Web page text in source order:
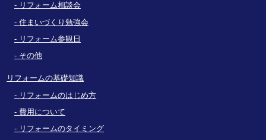
リフォーム相談会
住まいづくり勉強会
リフォーム参観日
その他
リフォームの基礎知識
リフォームのはじめ方
費用について
リフォームのタイミング